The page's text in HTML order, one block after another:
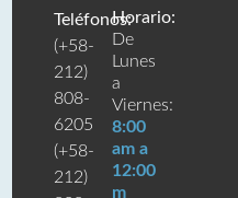
Teléfonos:
(+58-
212)
808-
6205
(+58-
212)
Horario:
De
Lunes
a
Viernes:
8:00
am a
12:00
m